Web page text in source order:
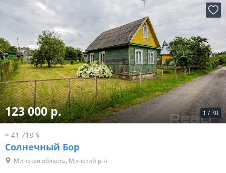
1 /30
123 000 р.
≈ 41 718 $
Солнечный Бор
Минская область, Минский р-н